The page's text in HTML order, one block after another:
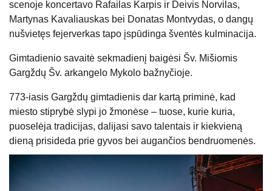
scenoje koncertavo Rafailas Karpis ir Deivis Norvilas,
Martynas Kavaliauskas bei Donatas Montvydas, o dangų
nušvietęs fejerverkas tapo įspūdinga šventės kulminacija.
Gimtadienio savaitė sekmadienį baigėsi Šv. Mišiomis
Gargždų Šv. arkangelo Mykolo bažnyčioje.
773-iasis Gargždų gimtadienis dar kartą priminė, kad
miesto stiprybė slypi jo žmonėse – tuose, kurie kuria,
puoselėja tradicijas, dalijasi savo talentais ir kiekvieną
dieną prisideda prie gyvos bei augančios bendruomenės.